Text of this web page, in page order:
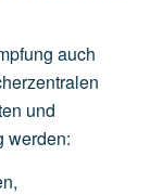
auch
und
werden: